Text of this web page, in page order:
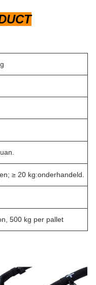
≥ 20 kg:onderhandeld.
500 kg per pallet